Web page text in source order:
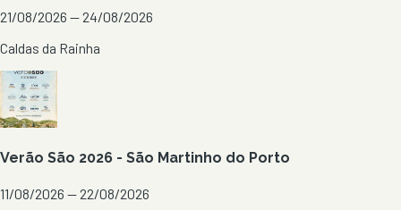
21/08/2026 — 24/08/2026
Caldas da Rainha
Verão São 2026 - São Martinho do Porto
11/08/2026 — 22/08/2026